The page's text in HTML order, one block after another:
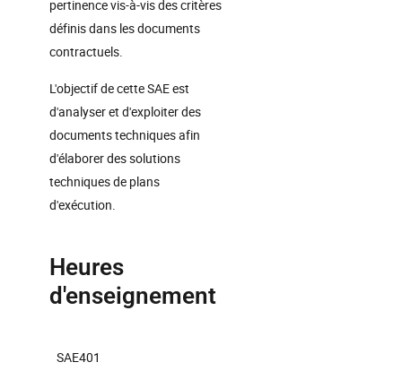
pertinence vis-à-vis des critères
définis dans les documents
contractuels.
L'objectif de cette SAE est
d'analyser et d'exploiter des
documents techniques afin
d'élaborer des solutions
techniques de plans
d'exécution.
Heures
d'enseignement
SAE401